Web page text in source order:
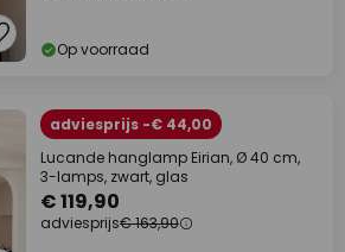
Op voorraad
adviesprijs -€ 44,00
Lucande hanglamp Eirian, Ø 40 cm,
3-lamps, zwart, glas
€ 119,90
adviesprijs€ 163,90